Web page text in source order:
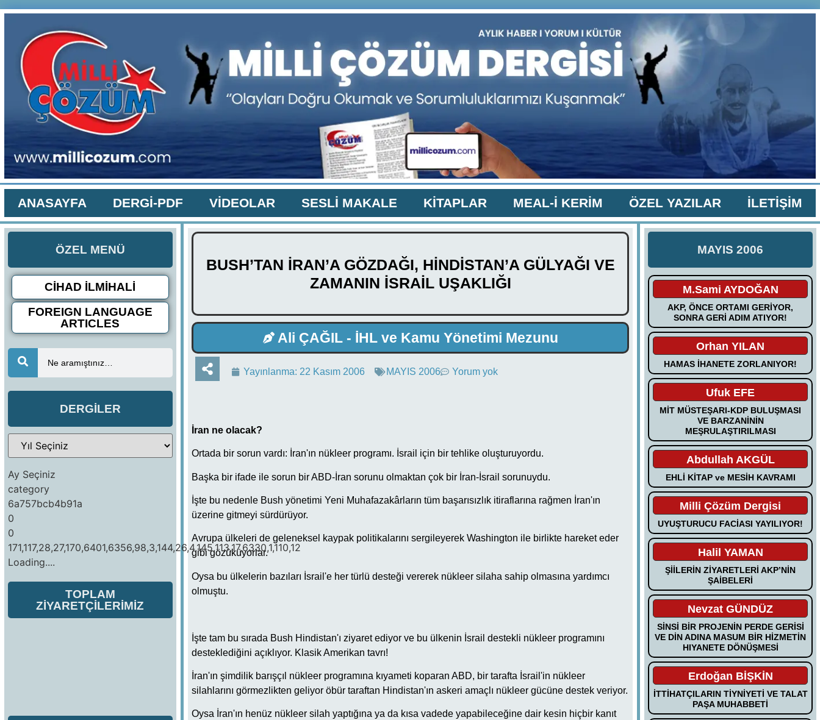
ANASAYFA DERGİ-PDF VİDEOLAR SESLİ MAKALE KİTAPLAR MEAL-İ KERİM ÖZEL YAZILAR İLETİŞİM
ÖZEL MENÜ
CİHAD İLMİHALİ
FOREIGN LANGUAGE
ARTICLES
Ne aramıştınız…
DERGİLER
Ay Seçiniz
category
6a757bcb4b91a
0
0
171,117,28,27,170,6401,6356,98,3,144,26,4,145,113,17,6330,1,110,12
Loading....
TOPLAM
ZİYARETÇİLERİMİZ
BUSH’TAN İRAN’A GÖZDAĞI, HİNDİSTAN’A GÜLYAĞI VE
ZAMANIN İSRAİL UŞAKLIĞI
Ali ÇAĞIL - İHL ve Kamu Yönetimi Mezunu
Yayınlanma: 22 Kasım 2006 MAYIS 2006 Yorum yok
İran ne olacak?
Ortada bir sorun vardı: İran'ın nükleer programı. İsrail için bir tehlike oluşturuyordu.
Başka bir ifade ile sorun bir ABD-İran sorunu olmaktan çok bir İran-İsrail sorunuydu.
İşte bu nedenle Bush yönetimi Yeni Muhafazakârların tüm başarısızlık itiraflarına rağmen İran'ın
üzerine gitmeyi sürdürüyor.
Avrupa ülkeleri de geleneksel kaypak politikalarını sergileyerek Washington ile birlikte hareket eder
gibi gözüküyorlar.
Oysa bu ülkelerin bazıları İsrail'e her türlü desteği vererek nükleer silaha sahip olmasına yardımcı
olmuştu.
İşte tam bu sırada Bush Hindistan'ı ziyaret ediyor ve bu ülkenin İsrail destekli nükleer programını
desteklediğini açıklıyor. Klasik Amerikan tavrı!
İran'ın şimdilik barışçıl nükleer programına kıyameti koparan ABD, bir tarafta İsrail'in nükleer
silahlarını görmezlikten geliyor öbür taraftan Hindistan'ın askeri amaçlı nükleer gücüne destek veriyor.
Oysa İran'ın henüz nükleer silah yaptığına ya da kısa vadede yapabileceğine dair kesin hiçbir kanıt
MAYIS 2006
M.Sami AYDOĞAN
AKP, ÖNCE ORTAMI GERİYOR,
SONRA GERİ ADIM ATIYOR!
Orhan YILAN
HAMAS İHANETE ZORLANIYOR!
Ufuk EFE
MİT MÜSTEŞARI-KDP BULUŞMASI
VE BARZANİNİN
MEŞRULAŞTIRILMASI
Abdullah AKGÜL
EHLİ KİTAP ve MESİH KAVRAMI
Milli Çözüm Dergisi
UYUŞTURUCU FACİASI YAYILIYOR!
Halil YAMAN
ŞİİLERİN ZİYARETLERİ AKP’NİN
ŞAİBELERİ
Nevzat GÜNDÜZ
SİNSİ BİR PROJENİN PERDE GERİSİ
VE DİN ADINA MASUM BİR HİZMETİN
HIYANETE DÖNÜŞMESİ
Erdoğan BİŞKİN
İTTİHATÇILARIN TİYNİYETİ VE TALAT
PAŞA MUHABBETİ